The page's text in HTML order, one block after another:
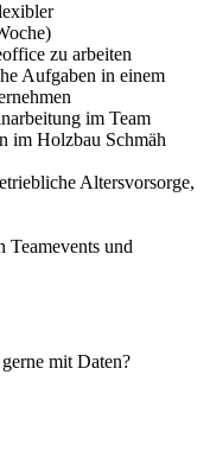
zu arbeiten
Aufgaben in einem
im Team
im Holzbau Schmäh
Altersvorsorge,
und
mit Daten?